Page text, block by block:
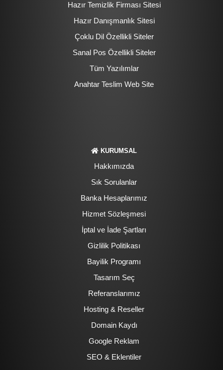
Hazır Temizlik Firması Sitesi
Hazır Danışmanlık Sitesi
Çoklu Dil Özellikli Siteler
Sanal Pos Özellikli Siteler
Tüm Yazılımlar
Anahtar Teslim Web Site
KURUMSAL
Hakkımızda
Sık Sorulanlar
Banka Hesaplarımız
Hizmet Sözleşmesi
İptal ve İade Şartları
Gizlilik Politikası
Bayilik Programı
Tasarım Seç
Referanslarımız
Hosting & Reseller
Domain Kaydı
Google Reklam
SEO & Eklentiler